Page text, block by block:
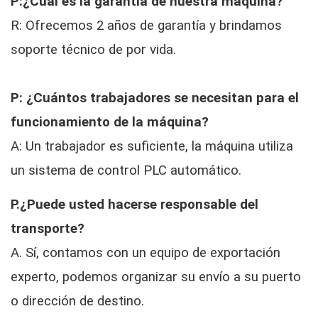
R: Ofrecemos 2 años de garantía y brindamos
soporte técnico de por vida.
P: ¿Cuántos trabajadores se necesitan para el
funcionamiento de la máquina?
A: Un trabajador es suficiente, la máquina utiliza
un sistema de control PLC automático.
P.¿Puede usted hacerse responsable del
transporte?
A. Sí, contamos con un equipo de exportación
experto, podemos organizar su envío a su puerto
o dirección de destino.